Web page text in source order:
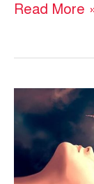
Read More
মাইক্রোফিকশন
(২১-২৫)